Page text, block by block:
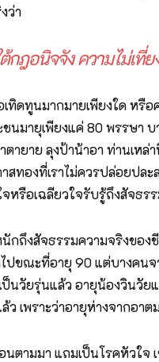
ว่า
ฎอนิจจัง ความไม่เที่ย
ดทูนมากมายเพียงใด หรือ
นมายุเพียงแค่ 80 พรรษา
ายาย ลุงป้าน้าอา ท่านเหล่
ทองที่เราไม่ควรปล่อยปละ
จหรือเฉลียวใจรับรู้ถึงสัจธร
กถึงสัจธรรมความจริงของ
ปขณะที่อายุ 90 แต่บางคนจ
นวัยรุ่นแล้ว อายุน้องวินวัย
เพราะว่าอายุห่างจากอาต
ตามมา แถมเป็นโรคหัวใจ